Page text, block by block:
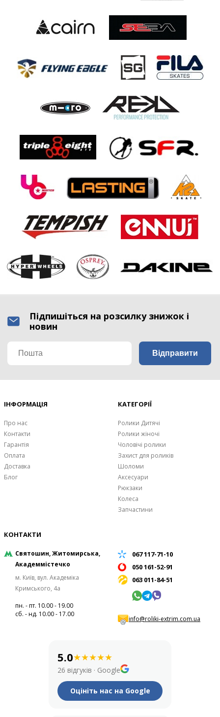
Підпишіться на розсилку знижок і
новин
ІНФОРМАЦІЯ
Про нас
Контакти
Гарантія
Оплата
Доставка
Блог
КАТЕГОРІЇ
Ролики Дитячі
Ролики жіночі
Чоловічі ролики
Захист для роликів
Шоломи
Аксесуари
Рюкзаки
Колеса
Запчастини
КОНТАКТИ
Святошин, Житомирська,
Академмістечко
м. Київ, вул. Академіка
Кримського, 4а
пн. - пт. 10.00 - 19.00
сб. - нд. 10.00 - 17.00
067 117-71-10
050 161-52-91
063 011-84-51
info@roliki-extrim.com.ua
5.0★★★★★
26 відгуків · Google
Оцініть нас на Google